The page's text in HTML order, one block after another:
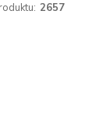
2657